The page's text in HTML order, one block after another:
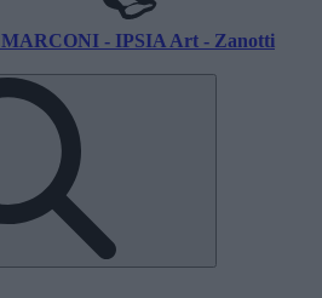
MARCONI - IPSIA Art - Zanotti